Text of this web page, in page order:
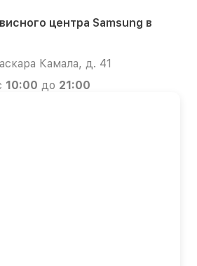
центра Samsung в
Камала, д. 41
10:00 до 21:00